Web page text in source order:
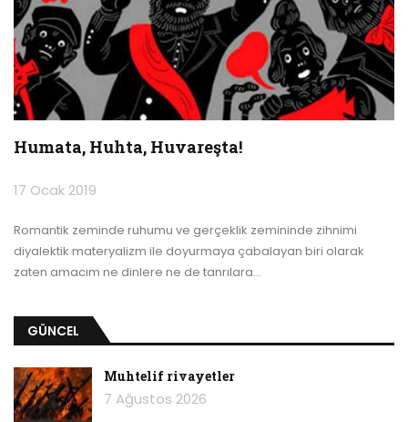
Humata, Huhta, Huvareşta!
17 Ocak 2019
Romantik zeminde ruhumu ve gerçeklik zemininde zihnimi
diyalektik materyalizm ile doyurmaya çabalayan biri olarak
zaten amacım ne dinlere ne de tanrılara…
GÜNCEL
Muhtelif rivayetler
7 Ağustos 2026